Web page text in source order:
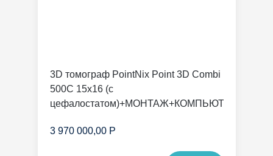
3D томограф PointNix Point 3D Combi
500C 15х16 (с
цефалостатом)+МОНТАЖ+КОМПЬЮТЕР
3 970 000,00 Р